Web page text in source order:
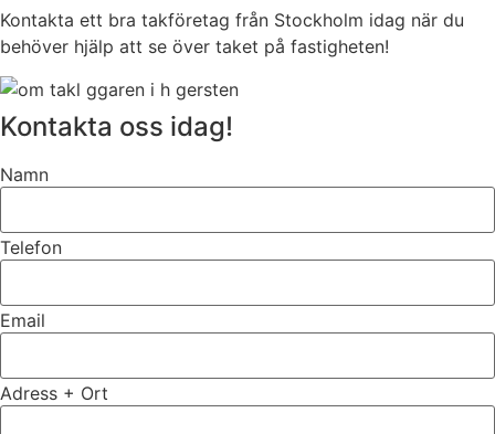
Kontakta ett bra takföretag från Stockholm idag när du
behöver hjälp att se över taket på fastigheten!
Kontakta oss idag!
Namn
Telefon
Email
Adress + Ort